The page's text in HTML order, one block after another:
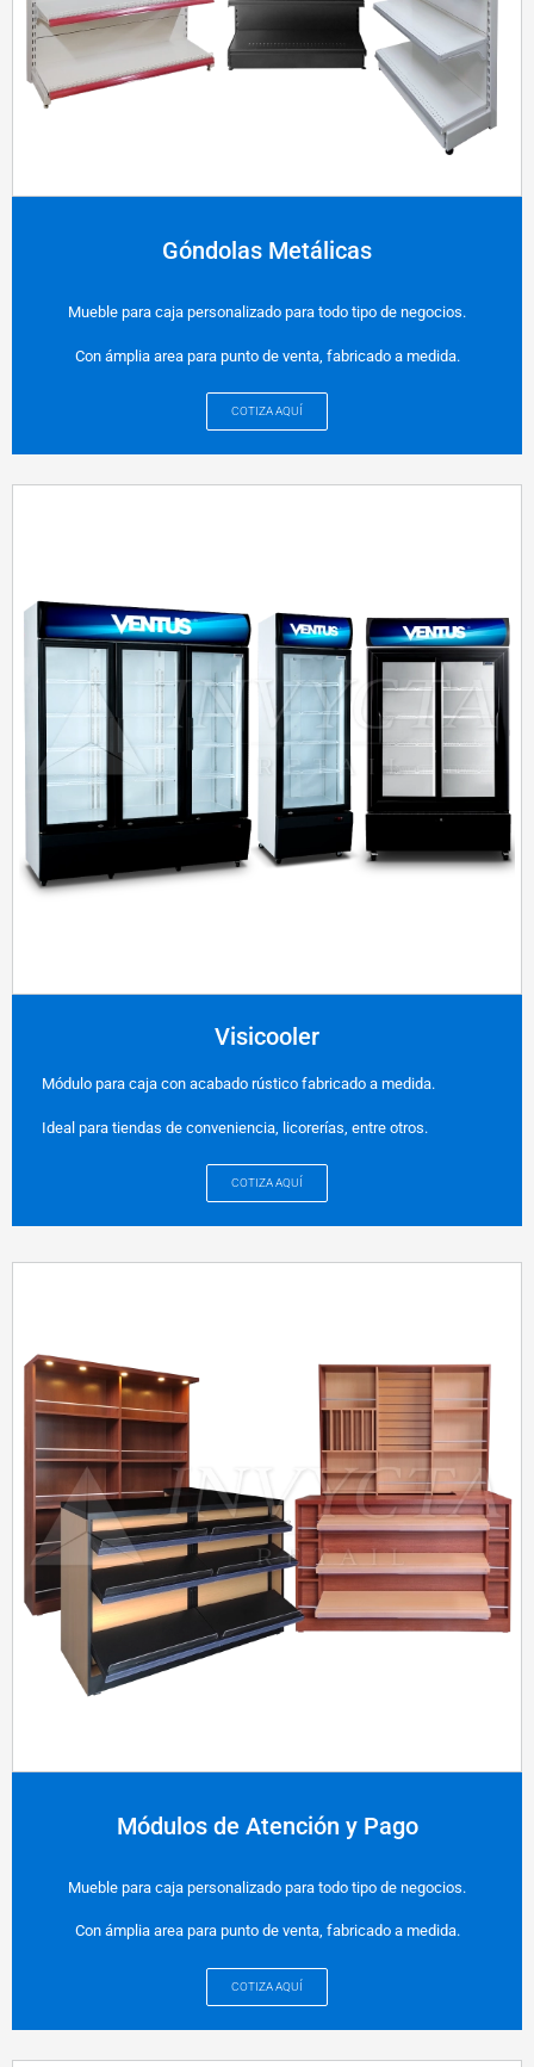
Góndolas Metálicas
Mueble para caja personalizado para todo tipo de negocios.
Con ámplia area para punto de venta, fabricado a medida.
COTIZA AQUÍ
Visicooler
Módulo para caja con acabado rústico fabricado a medida.
Ideal para tiendas de conveniencia, licorerías, entre otros.
COTIZA AQUÍ
Módulos de Atención y Pago
Mueble para caja personalizado para todo tipo de negocios.
Con ámplia area para punto de venta, fabricado a medida.
COTIZA AQUÍ